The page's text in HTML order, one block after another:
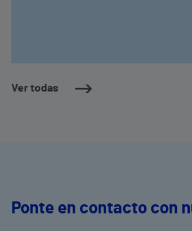
Ver todas
Ponte en contacto con